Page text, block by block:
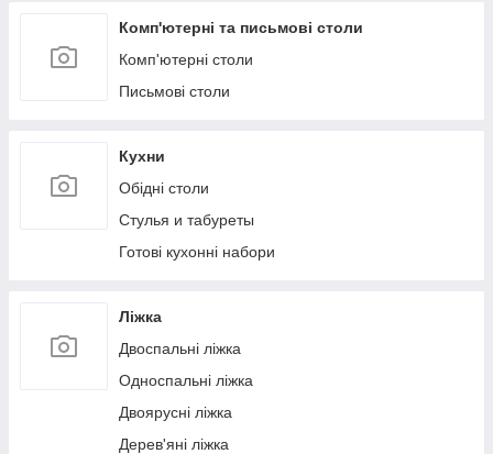
Комп'ютерні та письмові столи
Комп'ютерні столи
Письмові столи
Кухни
Обідні столи
Стулья и табуреты
Готові кухонні набори
Ліжка
Двоспальні ліжка
Односпальні ліжка
Двоярусні ліжка
Дерев'яні ліжка